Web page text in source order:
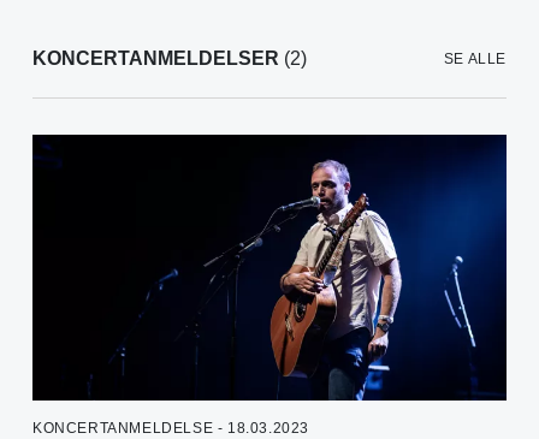
KONCERTANMELDELSER (2) SE ALLE
KONCERTANMELDELSE - 18.03.2023